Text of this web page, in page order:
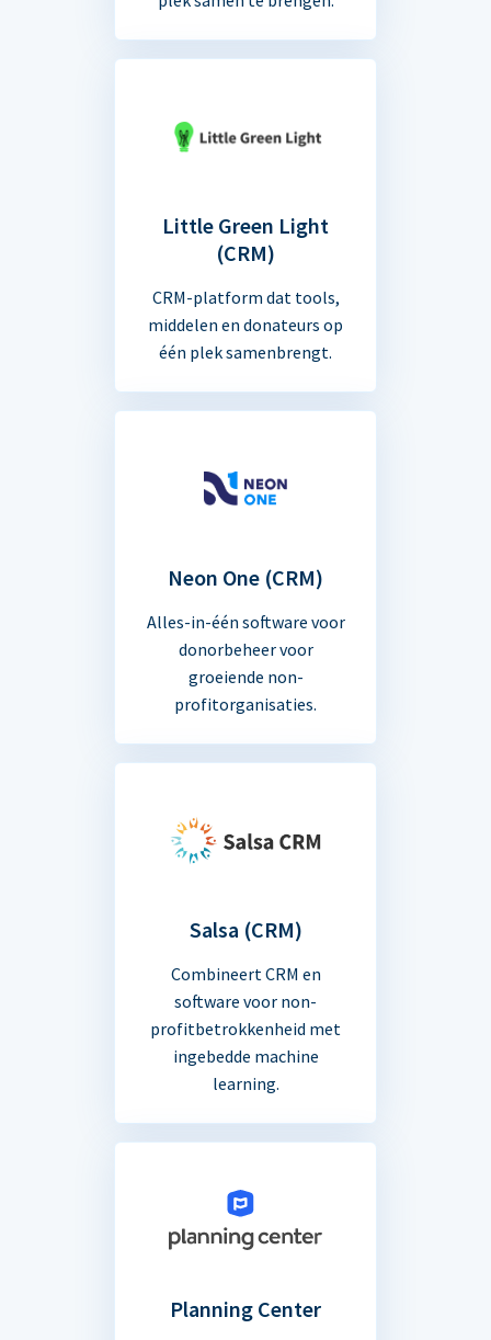
Little Green Light
(CRM)
CRM-platform dat tools,
middelen en donateurs op
één plek samenbrengt.
Neon One (CRM)
Alles-in-één software voor
donorbeheer voor
groeiende non-
profitorganisaties.
Salsa (CRM)
Combineert CRM en
software voor non-
profitbetrokkenheid met
ingebedde machine
learning.
Planning Center